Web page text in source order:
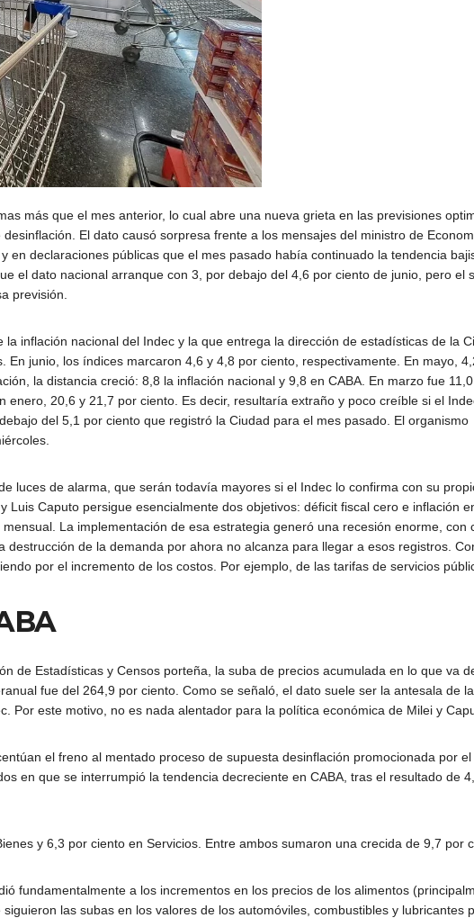
más que el mes anterior, lo cual abre una nueva grieta en las previsiones
El dato causó sorpresa frente a los mensajes del ministro de
en declaraciones públicas que el mes pasado había continuado la tendencia
el dato nacional arranque con 3, por debajo del 4,6 por ciento de junio, pero el
previsión.
inflación nacional del Indec y la que entrega la dirección de estadísticas de la
En junio, los índices marcaron 4,6 y 4,8 por ciento, respectivamente. En mayo,
la distancia creció: 8,8 la inflación nacional y 9,8 en CABA. En marzo fue
enero, 20,6 y 21,7 por ciento. Es decir, resultaría extraño y poco creíble si el
del 5,1 por ciento que registró la Ciudad para el mes pasado. El organismo
luces de alarma, que serán todavía mayores si el Indec lo confirma con su
Luis Caputo persigue esencialmente dos objetivos: déficit fiscal cero e inflación
La implementación de esa estrategia generó una recesión enorme, con
destrucción de la demanda por ahora no alcanza para llegar a esos registros.
por el incremento de los costos. Por ejemplo, de las tarifas de servicios
de Estadísticas y Censos porteña, la suba de precios acumulada en lo que va
fue del 264,9 por ciento. Como se señaló, el dato suele ser la antesala de la
Por este motivo, no es nada alentador para la política económica de Milei y
el freno al mentado proceso de supuesta desinflación promocionada por el
en que se interrumpió la tendencia decreciente en CABA, tras el resultado de
y 6,3 por ciento en Servicios. Entre ambos sumaron una crecida de 9,7 por
fundamentalmente a los incrementos en los precios de los alimentos
las subas en los valores de los automóviles, combustibles y lubricantes
DICIEMBRE 11,